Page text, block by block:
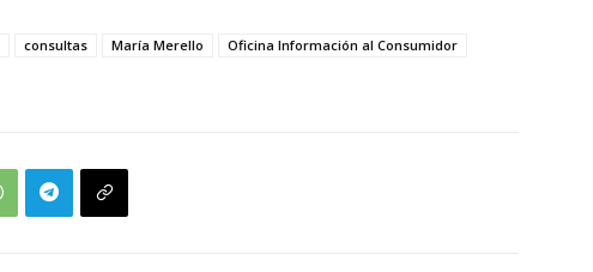
consultas María Merello
Oficina Información al Consumidor